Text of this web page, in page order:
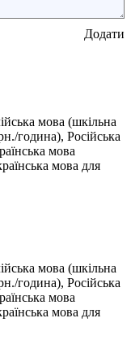
Додати
мова (шкільна
година), Російська
мова
мова для
мова (шкільна
година), Російська
мова
мова для